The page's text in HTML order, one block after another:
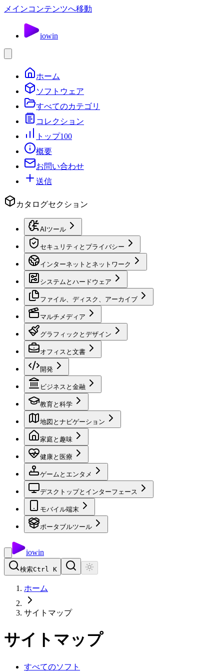
メインコンテンツへ移動
iowin
ホーム
ソフトウェア
すべてのカテゴリ
コレクション
トップ100
概要
お問い合わせ
送信
カタログセクション
AIツール
セキュリティとプライバシー
インターネットとネットワーク
システムとハードウェア
ファイル、ディスク、アーカイブ
マルチメディア
グラフィックとデザイン
オフィスと文書
開発
ビジネスと金融
教育と科学
地図とナビゲーション
家庭と趣味
健康と医療
ゲームとエンタメ
デスクトップとインターフェース
モバイル端末
ポータブルツール
iowin
検索Ctrl K
ホーム
サイトマップ
サイトマップ
すべてのソフト